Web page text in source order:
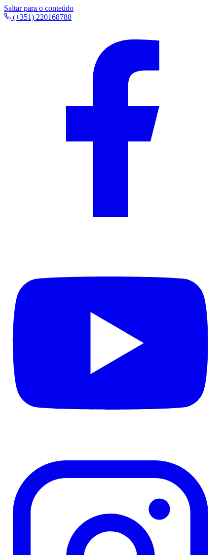
Saltar para o conteúdo
(+351) 220168788